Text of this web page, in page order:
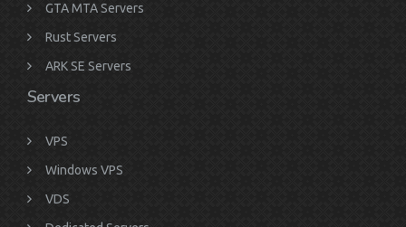
GTA MTA Servers
Rust Servers
ARK SE Servers
Servers
VPS
Windows VPS
VDS